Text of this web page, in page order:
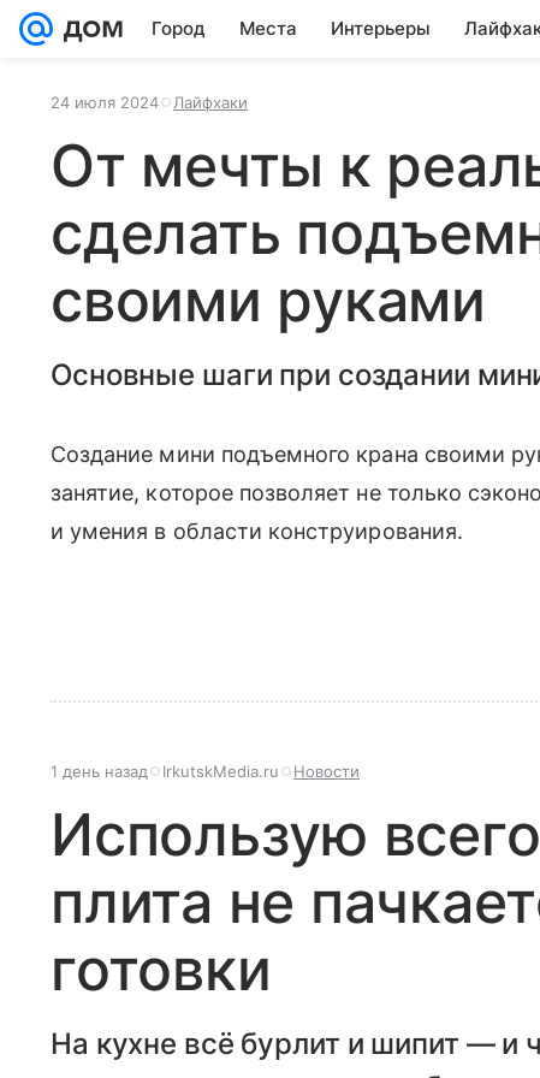
Город Места Интерьеры
24 июля 2024 Лайфхаки
От мечты к
сделать
своими руками
Основные шаги при создании
Создание мини подъемного крана своими
занятие, которое позволяет не только
и умения в области конструирования.
1 день назад IrkutskMedia.ru Новости
Использую
плита не
готовки
На кухне всё бурлит и шипит — и